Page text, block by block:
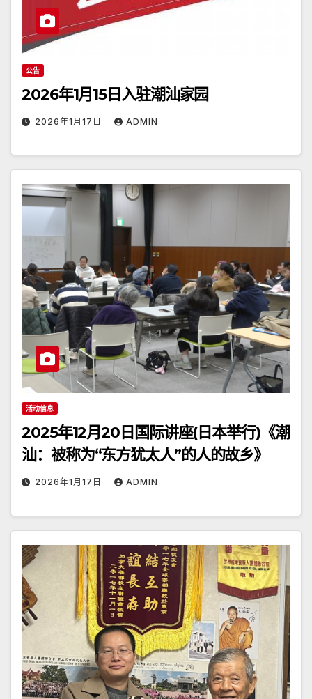
公告
2026年1月15日入驻潮汕家园
2026年1月17日 ADMIN
活动信息
2025年12月20日国际讲座(日本举行)《潮
汕：被称为“东方犹太人”的人的故乡》
2026年1月17日 ADMIN